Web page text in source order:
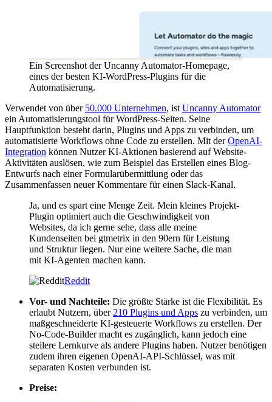
Ein Screenshot der Uncanny Automator-Homepage,
eines der besten KI-WordPress-Plugins für die
Automatisierung.
Verwendet von über 50.000 Unternehmen, ist Uncanny Automator
ein Automatisierungstool für WordPress-Seiten. Seine
Hauptfunktion besteht darin, Plugins und Apps zu verbinden, um
automatisierte Workflows ohne Code zu erstellen. Mit derOpenAI-
Integration können Nutzer KI-Aktionen basierend auf Website-
Aktivitäten auslösen, wie zum Beispiel das Erstellen eines Blog-
Entwurfs nach einer Formularübermittlung oder das
Zusammenfassen neuer Kommentare für einen Slack-Kanal.
Ja, und es spart eine Menge Zeit. Mein kleines Projekt-
Plugin optimiert auch die Geschwindigkeit von
Websites, da ich gerne sehe, dass alle meine
Kundenseiten bei gtmetrix in den 90ern für Leistung
und Struktur liegen. Nur eine weitere Sache, die man
mit KI-Agenten machen kann.
Reddit
Vor- und Nachteile: Die größte Stärke ist die Flexibilität. Es
erlaubt Nutzern, über 210 Plugins und Apps zu verbinden, um
maßgeschneiderte KI-gesteuerte Workflows zu erstellen. Der
No-Code-Builder macht es zugänglich, kann jedoch eine
steilere Lernkurve als andere Plugins haben. Nutzer benötigen
zudem ihren eigenen OpenAI-API-Schlüssel, was mit
separaten Kosten verbunden ist.
Preise: